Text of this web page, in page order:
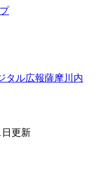
タル広報薩摩川内
日更新